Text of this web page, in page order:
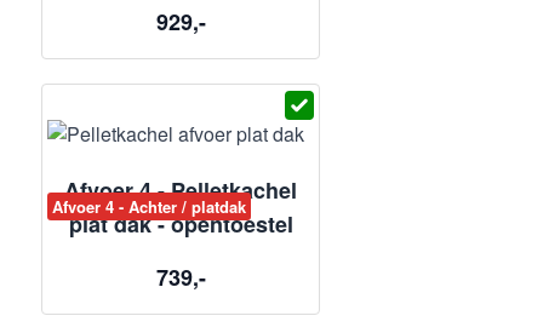
929,-
Afvoer 4 - Achter / platdak
Afvoer 4 - Pelletkachel
plat dak - opentoestel
739,-